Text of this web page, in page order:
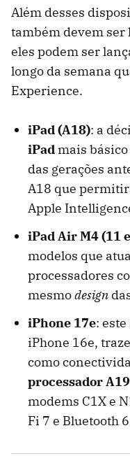
Além desses
também devem ser
eles podem ser
longo da semana
Experience.
iPad (A18): a
iPad mais
das gerações
A18 que
Apple
iPad Air M4 (11
modelos que
processadores
mesmodesign
iPhone 17e:
iPhone 16e,
como
processador A19
modems C1X e
Fi 7 e Bluetooth